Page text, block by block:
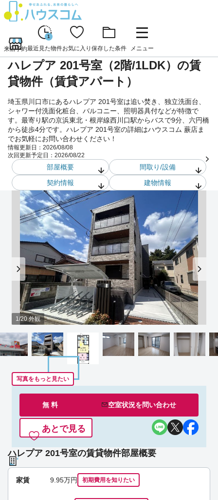
来店予約
1
最近見た物件お気に入り 保存した条件 メニュー
ハレプア 201号室（2階/1LDK）の賃
貸物件（賃貸アパート）
埼玉県川口市にあるハレプア 201号室は追い焚き、独立洗面台、
シャワー付洗面化粧台、バルコニー、照明器具付などが特徴で
す。最寄り駅の京浜東北・根岸線西川口駅からバスで9分、六円橋
から徒歩4分です。ハレプア 201号室の詳細はハウスコム 蕨店ま
でお気軽にお問い合わせください！
情報更新日： 2026/08/08
次回更新予定日： 2026/08/22
部屋概要
間取り/設備
契約情報
建物情報
1/20 外観
写真をもっと見たい
無 料 空室状況を問い合わせ
あとで見る
ハレプア 201号室の賃貸物件部屋概要
家賃 9.95万円 初期費用を知りたい